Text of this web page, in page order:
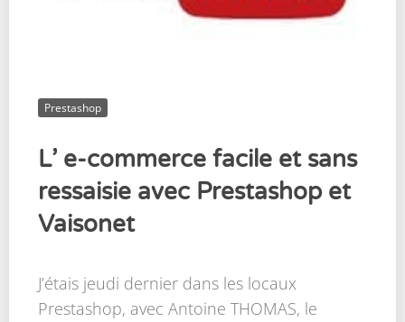
Prestashop
L’ e-commerce facile et sans
ressaisie avec Prestashop et
Vaisonet
J’étais jeudi dernier dans les locaux
Prestashop, avec Antoine THOMAS, le